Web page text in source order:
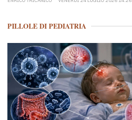
PILLOLE DI PEDIATRIA